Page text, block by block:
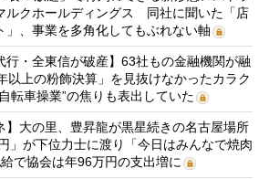
ルクホールディングス 同社に聞いた「店
」、事業を多角化してもぶれない軸
行・全東信が破産】63社もの金融機関が融
以上の粉飾決算」を見抜けなかったカラク
転車操業”の焦りも表出していた
】大の里、豊昇龍が黒星続きの名古屋場所
」が下位力士に渡り「今日はみんなで焼肉
で協会は年96万円の支出増に